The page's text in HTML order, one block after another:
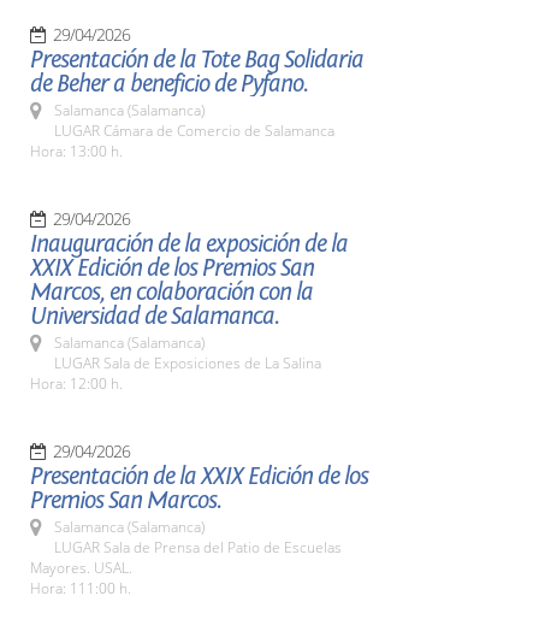
29/04/2026
Presentación de la Tote Bag Solidaria
de Beher a beneficio de Pyfano.
Salamanca (Salamanca)
LUGAR Cámara de Comercio de Salamanca
Hora: 13:00 h.
29/04/2026
Inauguración de la exposición de la
XXIX Edición de los Premios San
Marcos, en colaboración con la
Universidad de Salamanca.
Salamanca (Salamanca)
LUGAR Sala de Exposiciones de La Salina
Hora: 12:00 h.
29/04/2026
Presentación de la XXIX Edición de los
Premios San Marcos.
Salamanca (Salamanca)
LUGAR Sala de Prensa del Patio de Escuelas
Mayores. USAL.
Hora: 111:00 h.